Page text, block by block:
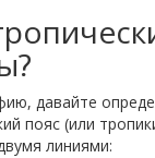
давайте
пояс (или
линиями: